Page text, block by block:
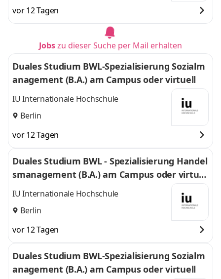
vor 12 Tagen
Jobszu dieser Suche per Mail erhalten
Duales Studium BWL-Spezialisierung Sozialm
anagement (B.A.) am Campus oder virtuell
IU Internationale Hochschule
Berlin
vor 12 Tagen
Duales Studium BWL - Spezialisierung Handel
smanagement (B.A.) am Campus oder virtuel
l
IU Internationale Hochschule
Berlin
vor 12 Tagen
Duales Studium BWL-Spezialisierung Sozialm
anagement (B.A.) am Campus oder virtuell